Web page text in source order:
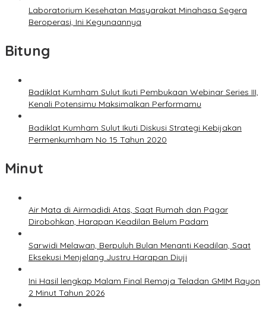
Laboratorium Kesehatan Masyarakat Minahasa Segera
Beroperasi, Ini Kegunaannya
Bitung
Badiklat Kumham Sulut Ikuti Pembukaan Webinar Series III,
Kenali Potensimu Maksimalkan Performamu
Badiklat Kumham Sulut Ikuti Diskusi Strategi Kebijakan
Permenkumham No 15 Tahun 2020
Minut
Air Mata di Airmadidi Atas, Saat Rumah dan Pagar
Dirobohkan, Harapan Keadilan Belum Padam
Sarwidi Melawan, Berpuluh Bulan Menanti Keadilan, Saat
Eksekusi Menjelang Justru Harapan Diuji
Ini Hasil lengkap Malam Final Remaja Teladan GMIM Rayon
2 Minut Tahun 2026